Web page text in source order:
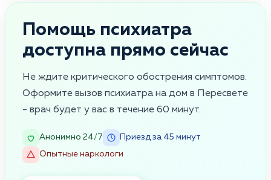
Помощь психиатра
доступна прямо сейчас
Не ждите критического обострения симптомов.
Оформите вызов психиатра на дом в Пересвете
- врач будет у вас в течение 60 минут.
Анонимно 24/7
Приезд за 45 минут
Опытные наркологи